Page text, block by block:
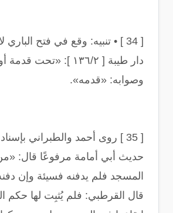
[ 34 ] •
تنبيه: وقع في فتح
دار طيبة [ ١٣٦/٢ ]: «تحت
وصوابه: «قدمه».
[ 35 ]
روى أحمد والطبراني
حديث أبي أمامة مرفوعًا قال:
المسجد فلم يدفنه فسيئة وإن
قال القرطبي: فلم يُثبِت لها حكم